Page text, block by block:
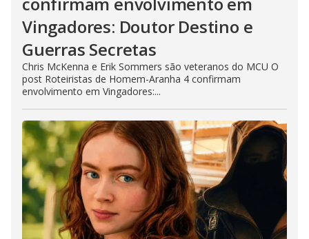
Vingadores: Doutor Destino e
Guerras Secretas
Chris McKenna e Erik Sommers são veteranos do MCU O
post Roteiristas de Homem-Aranha 4 confirmam
envolvimento em Vingadores:...